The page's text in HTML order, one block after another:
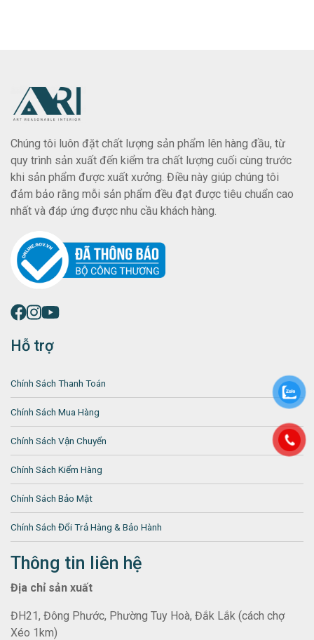
Chúng tôi luôn đặt chất lượng sản phẩm lên hàng đầu, từ
quy trình sản xuất đến kiểm tra chất lượng cuối cùng trước
khi sản phẩm được xuất xưởng. Điều này giúp chúng tôi
đảm bảo rằng mỗi sản phẩm đều đạt được tiêu chuẩn cao
nhất và đáp ứng được nhu cầu khách hàng.
Hỗ trợ
Chính Sách Thanh Toán
Chính Sách Mua Hàng
Chính Sách Vận Chuyển
Chính Sách Kiểm Hàng
Chính Sách Bảo Mật
Chính Sách Đổi Trả Hàng & Bảo Hành
Thông tin liên hệ
Địa chỉ sản xuất
ĐH21, Đông Phước, Phường Tuy Hoà, Đắk Lắk (cách chợ
Xéo 1km)